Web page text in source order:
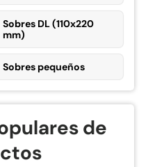
Sobres DL (110x220
mm)
Sobres pequeños
de